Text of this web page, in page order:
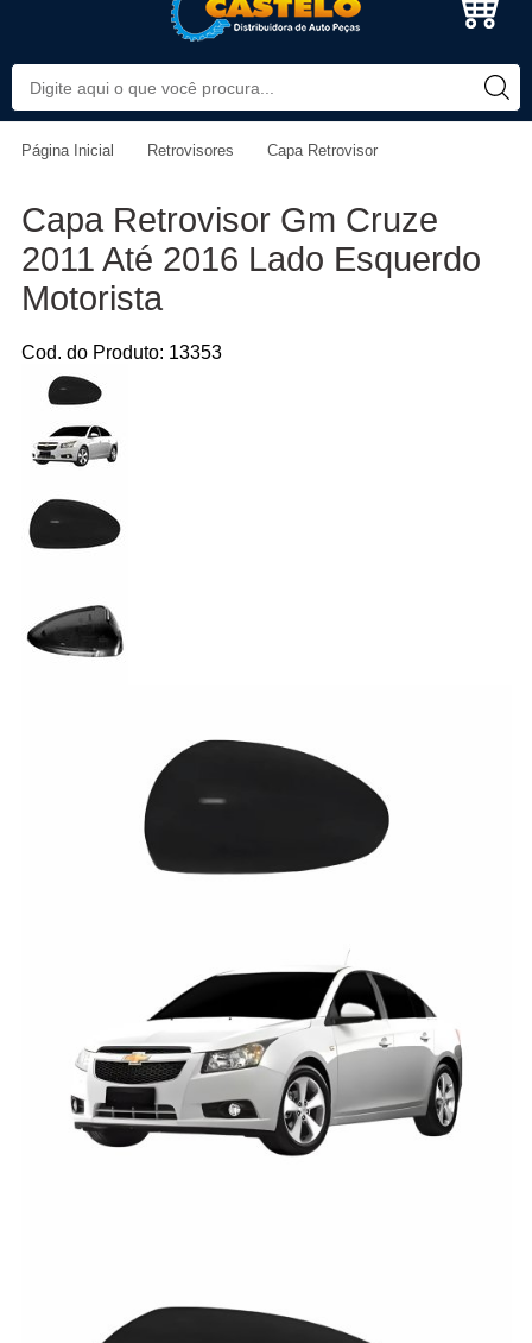
Página Inicial Retrovisores Capa Retrovisor
Capa Retrovisor Gm Cruze
2011 Até 2016 Lado Esquerdo
Motorista
Cod. do Produto: 13353